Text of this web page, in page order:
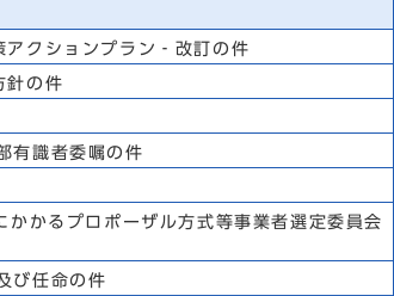
アクションプラン‐改訂の件
針の件
有識者委嘱の件
かるプロポーザル方式等事業者選定委員会
び任命の件